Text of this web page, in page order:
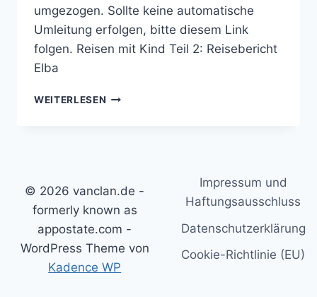
umgezogen. Sollte keine automatische
Umleitung erfolgen, bitte diesem Link
folgen. Reisen mit Kind Teil 2: Reisebericht
Elba
WEITERLESEN REISEN
ELBA
© 2026 vanclan.de -
formerly known as
appostate.com -
WordPress Theme von
Kadence WP
Impressum und
Haftungsausschluss
Datenschutzerklärung
Cookie-Richtlinie (EU)